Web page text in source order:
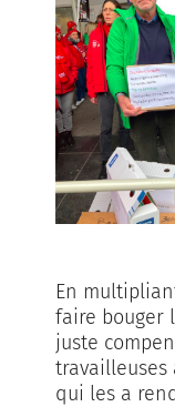
En
faire bouger
juste
travailleuses
qui les a